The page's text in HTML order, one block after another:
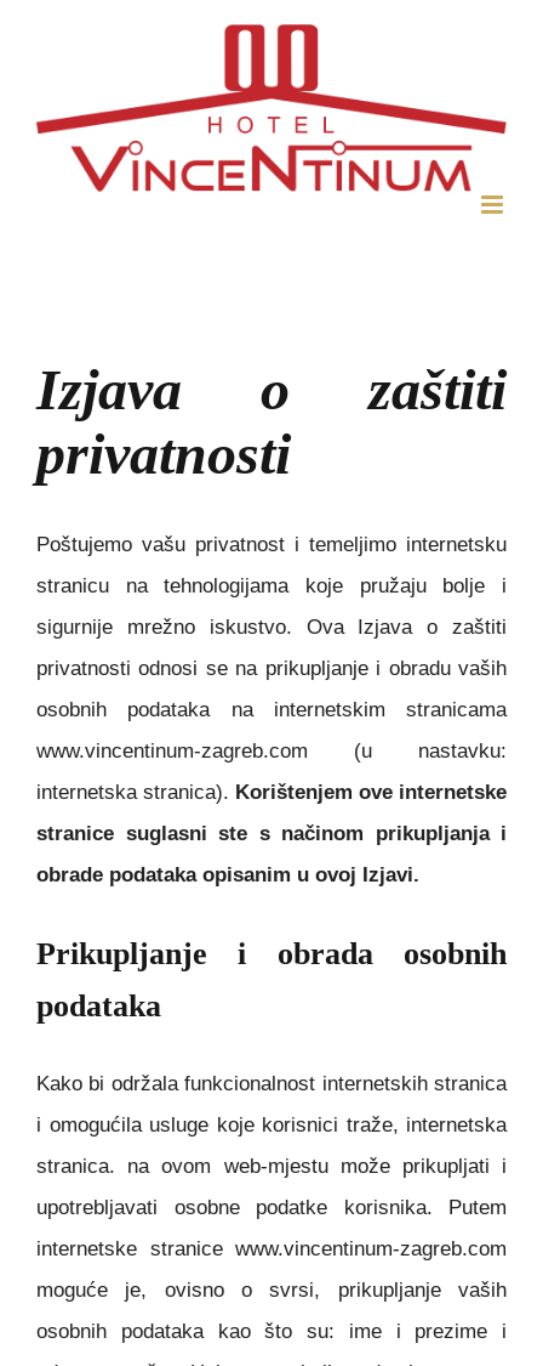
Izjava o zaštiti
privatnosti
Poštujemo vašu privatnost i temeljimo internetsku
stranicu na tehnologijama koje pružaju bolje i
sigurnije mrežno iskustvo. Ova Izjava o zaštiti
privatnosti odnosi se na prikupljanje i obradu vaših
osobnih podataka na internetskim stranicama
www.vincentinum-zagreb.com (u nastavku:
internetska stranica). Korištenjem ove internetske
stranice suglasni ste s načinom prikupljanja i
obrade podataka opisanim u ovoj Izjavi.
Prikupljanje i obrada osobnih
podataka
Kako bi održala funkcionalnost internetskih stranica
i omogućila usluge koje korisnici traže, internetska
stranica. na ovom web-mjestu može prikupljati i
upotrebljavati osobne podatke korisnika. Putem
internetske stranice www.vincentinum-zagreb.com
moguće je, ovisno o svrsi, prikupljanje vaših
osobnih podataka kao što su: ime i prezime i